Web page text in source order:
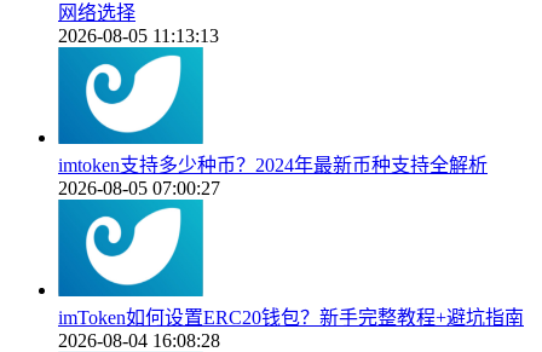
网络选择
2026-08-05 11:13:13
imtoken支持多少种币？2024年最新币种支持全解析
2026-08-05 07:00:27
imToken如何设置ERC20钱包？新手完整教程+避坑指南
2026-08-04 16:08:28